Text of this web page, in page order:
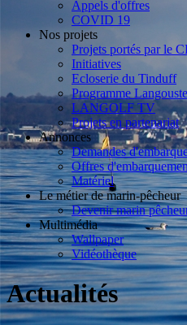
Appels d'offres
COVID 19
Nos projets
Projets portés par le
Initiatives
Ecloserie du Tinduff
Programme
LANGOLF TV
Projets en partenariat
Annonces
Demandes
Offres
Matériel
Le métier de marin-pêcheur
Devenir marin
Multimédia
Wallpaper
Vidéothèque
Actualités